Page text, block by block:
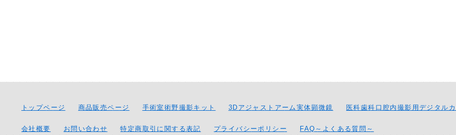
トップページ 商品販売ページ 手術室術野撮影キット 3Dアジャストアーム実体顕微鏡 医科歯科口腔内撮影用デジタル
会社概要 お問い合わせ 特定商取引に関する表記 プライバシーポリシー FAQ～よくある質問～